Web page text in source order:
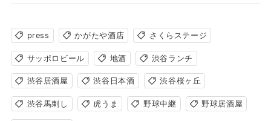
press かがたや酒店 さくらステージ
サッポロビール 地酒 渋谷ランチ
渋谷居酒屋 渋谷日本酒 渋谷桜ヶ丘
渋谷馬刺し 虎うま 野球中継 野球居酒屋